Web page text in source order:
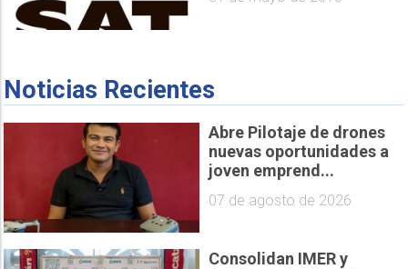
Noticias Recientes
Abre Pilotaje de drones
nuevas oportunidades a
joven emprend...
07 de agosto de 2026
Consolidan IMER y